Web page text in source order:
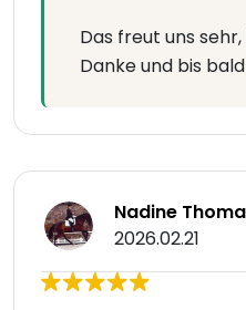
Das freut uns
Danke und bis
Nadine
2026.02.21